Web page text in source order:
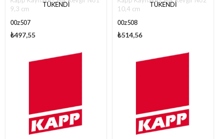
TÜKENDI
9,3 cm
00z507
₺497,55
TÜKENDI
10,4 cm
00z508
₺514,56